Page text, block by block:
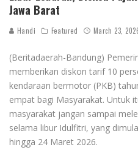
Jawa Barat
Handi Featured March 23,
(Beritadaerah-Bandung)
memberikan diskon tarif 10
kendaraan bermotor (PKB)
empat bagi Masyarakat. Untuk
masyarakat jangan sampai
selama libur Idulfitri, yang
hingga 24 Maret 2026.